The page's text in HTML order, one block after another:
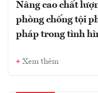
Nâng cao chất
phòng chống tội
pháp trong tình
Xem thêm